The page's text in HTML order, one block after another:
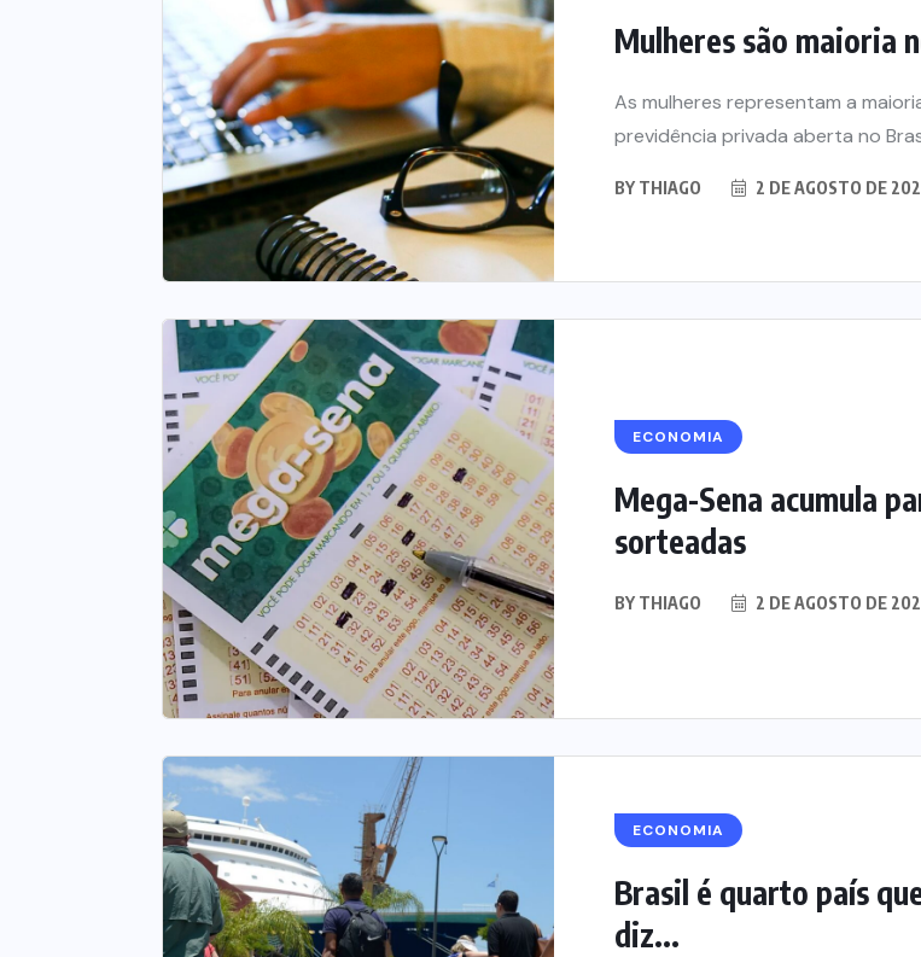
Mulheres são maioria
As mulheres representam a
previdência privada aberta no
BY THIAGO 2 DE AGOSTO DE
ECONOMIA
Mega-Sena acumula
sorteadas
BY THIAGO 2 DE AGOSTO DE
ECONOMIA
Brasil é quarto país
diz...